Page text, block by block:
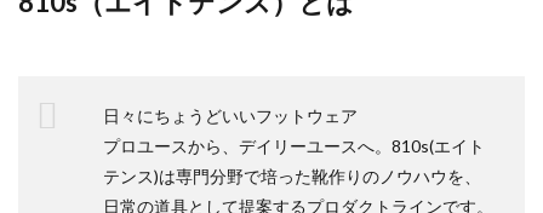
日々にちょうどいいフットウェア
プロユースから、デイリーユースへ。810s(エイト
テンス)は専門分野で培った靴作りのノウハウを、
日常の道具として提案するプロダクトラインです。